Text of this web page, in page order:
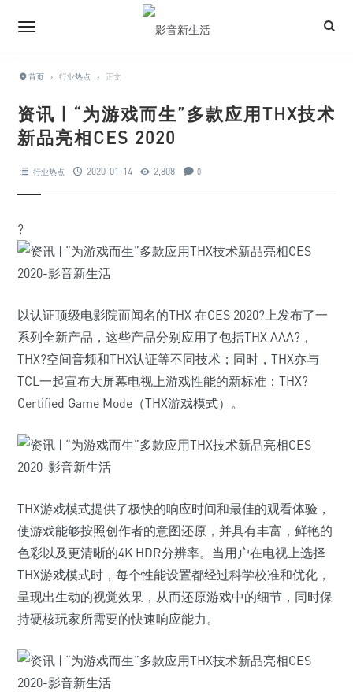
首页 › 行业热点 › 正文
资讯 | “为游戏而生”多款应用THX技术
新品亮相CES 2020
行业热点 2020-01-14 2,808 0
?
以认证顶级电影院而闻名的THX 在CES 2020?上发布了一
系列全新产品，这些产品分别应用了包括THX AAA?，
THX?空间音频和THX认证等不同技术；同时，THX亦与
TCL一起宣布大屏幕电视上游戏性能的新标准：THX?
Certified Game Mode（THX游戏模式）。
THX游戏模式提供了极快的响应时间和最佳的观看体验，
使游戏能够按照创作者的意图还原，并具有丰富，鲜艳的
色彩以及更清晰的4K HDR分辨率。当用户在电视上选择
THX游戏模式时，每个性能设置都经过科学校准和优化，
呈现出生动的视觉效果，从而还原游戏中的细节，同时保
持硬核玩家所需要的快速响应能力。